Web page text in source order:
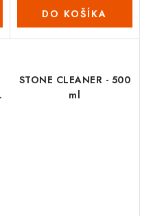
DO KOŠÍKA
STONE CLEANER - 500
ml